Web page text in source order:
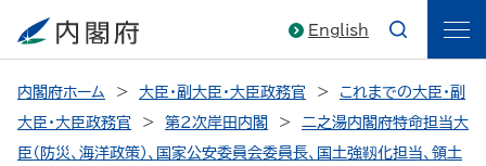
English
内閣府ホーム 大臣・副大臣・大臣政務官
これまでの大臣・副
大臣・大臣政務官
第2次岸田内閣
二之湯内閣府特命担当大
臣（防災、海洋政策）、国家公安委員会委員長、国土強靱化担当、領土